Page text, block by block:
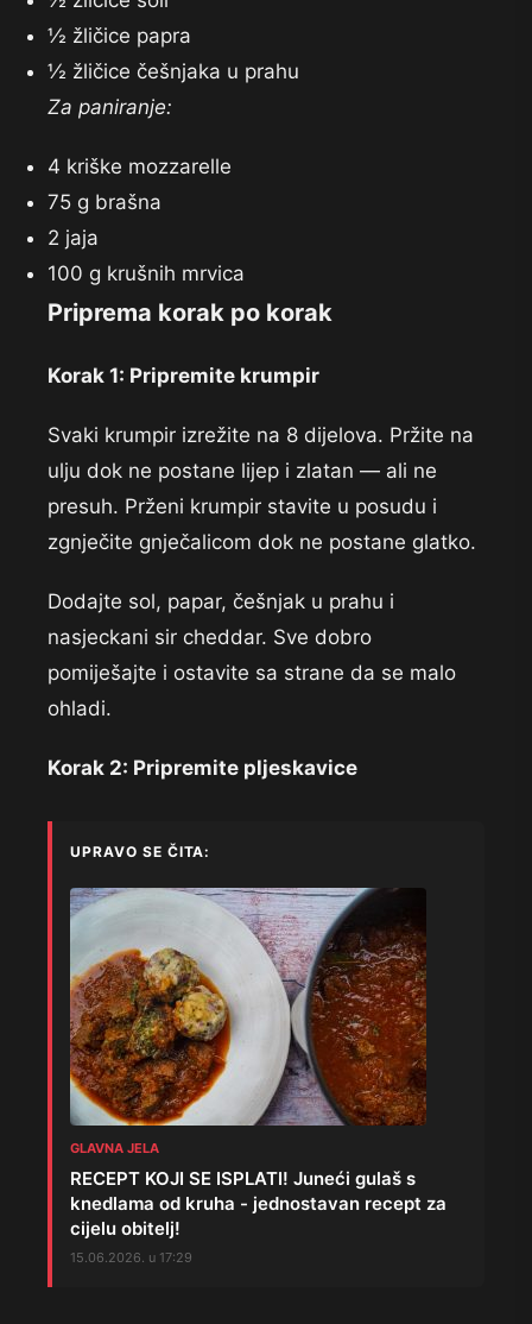
½ žličice papra
½ žličice češnjaka u prahu
Za paniranje:
4 kriške mozzarelle
75 g brašna
2 jaja
100 g krušnih mrvica
Priprema korak po korak
Korak 1: Pripremite krumpir
Svaki krumpir izrežite na 8 dijelova. Pržite na
ulju dok ne postane lijep i zlatan — ali ne
presuh. Prženi krumpir stavite u posudu i
zgnječite gnječalicom dok ne postane glatko.
Dodajte sol, papar, češnjak u prahu i
nasjeckani sir cheddar. Sve dobro
pomiješajte i ostavite sa strane da se malo
ohladi.
Korak 2: Pripremite pljeskavice
UPRAVO SE ČITA:
GLAVNA JELA
RECEPT KOJI SE ISPLATI! Juneći gulaš s
knedlama od kruha - jednostavan recept za
cijelu obitelj!
15.06.2026. u 17:29